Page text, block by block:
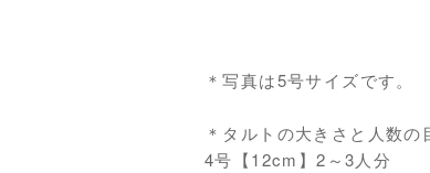
＊写真は5号サイズです。
＊タルトの大きさと人数の
4号【12cm】2～3人分